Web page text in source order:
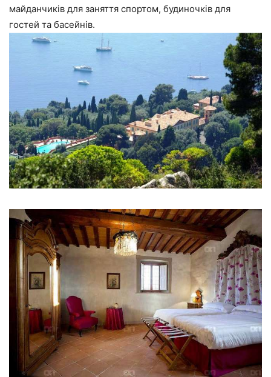
майданчиків для заняття спортом, будиночків для
гостей та басейнів.